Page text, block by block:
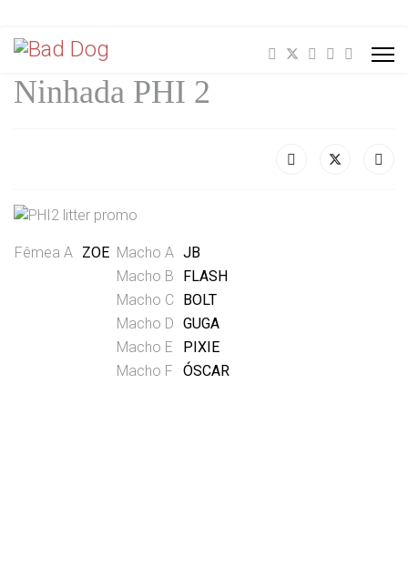
Ninhada PHI 2
Fêmea A ZOE Macho A JB
Macho B
FLASH
Macho C BOLT
Macho D GUGA
Macho E
PIXIE
Macho F
ÓSCAR